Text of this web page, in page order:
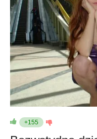
+155